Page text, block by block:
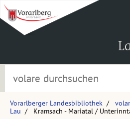
Vorarlberger Landesbibliothek
Lau
Kramsach - Mariatal /